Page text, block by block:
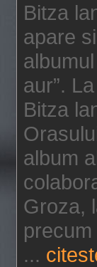
Bitza
apare
aur”.
Bitza
album
Groza,
...